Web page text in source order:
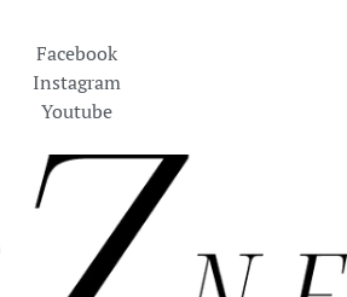
Facebook
Instagram
Youtube